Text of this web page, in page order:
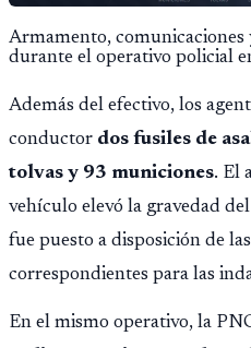
Armamento, comunicaciones
durante el operativo policial
Además del efectivo, los
conductor dos fusiles de
tolvas y 93 municiones. El
vehículo elevó la gravedad
fue puesto a disposición de
correspondientes para las
En el mismo operativo, la